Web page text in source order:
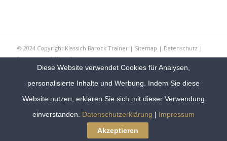
© 2024 Copyright Klassich Barock Trainer | Sitemap | Datenschutz |
Impressum|Kontakt
Diese Website verwendet Cookies für Analysen,
personalisierte Inhalte und Werbung. Indem Sie diese
Website nutzen, erklären Sie sich mit dieser Verwendung
einverstanden. Datenschutzerklärung | Impressum
Akzeptieren